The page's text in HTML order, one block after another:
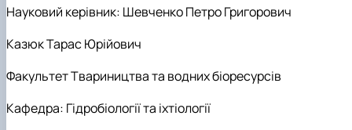
Науковий керівник: Шевченко Петро Григорович
Казюк Тарас Юрійович
Факультет Твариництва та водних біоресурсів
Кафедра: Гідробіології та іхтіології